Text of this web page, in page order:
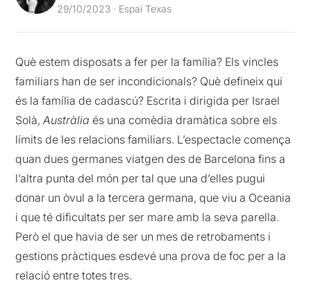
29/10/2023 · Espai Texas
Què estem disposats a fer per la família? Els vincles
familiars han de ser incondicionals? Què defineix qui
és la família de cadascú? Escrita i dirigida per Israel
Solà,Austràlia és una comèdia dramàtica sobre els
límits de les relacions familiars. L’espectacle comença
quan dues germanes viatgen des de Barcelona fins a
l’altra punta del món per tal que una d’elles pugui
donar un òvul a la tercera germana, que viu a Oceania
i que té dificultats per ser mare amb la seva parella.
Però el que havia de ser un mes de retrobaments i
gestions pràctiques esdevé una prova de foc per a la
relació entre totes tres.